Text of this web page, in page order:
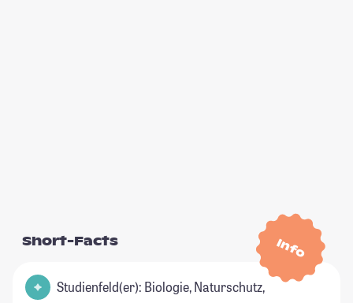
Info
Short-Facts
Studienfeld(er): Biologie, Naturschutz,